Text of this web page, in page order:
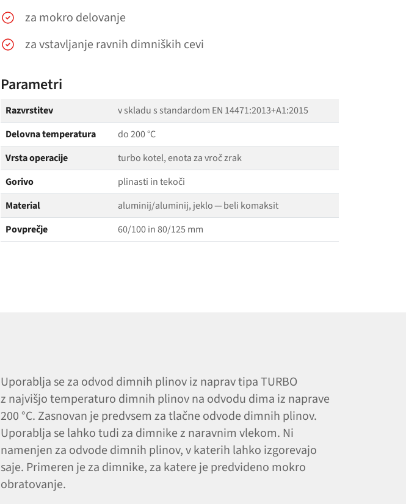
za mokro delovanje
za vstavljanje ravnih dimniških cevi
Parametri
Razvrstitev
v skladu s standardom EN 14471:2013+A1:2015
Delovna temperatura
do 200 °C
Vrsta operacije
turbo kotel, enota za vroč zrak
Gorivo
plinasti in tekoči
Material
aluminij/​aluminij, jeklo — beli komaksit
Povprečje
60/100 in 80/125 mm
Uporablja se za odvod dimnih plinov iz naprav tipa TURBO
z najvišjo temperaturo dimnih plinov na odvodu dima iz naprave
200 °C. Zasnovan je predvsem za tlačne odvode dimnih plinov.
Uporablja se lahko tudi za dimnike z naravnim vlekom. Ni
namenjen za odvode dimnih plinov, v katerih lahko izgorevajo
saje. Primeren je za dimnike, za katere je predvideno mokro
obratovanje.